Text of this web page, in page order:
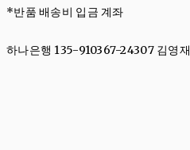
*반품 배송비 입금 계좌
하나은행 135-910367-24307 김영재